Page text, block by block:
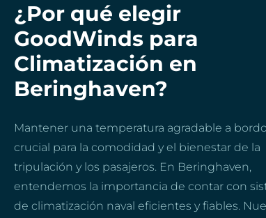
¿Por qué elegir
GoodWinds para
Climatización en
Beringhaven?
Mantener una temperatura agradable a
crucial para la comodidad y el bienestar de la
tripulación y los pasajeros. En Beringhaven,
entendemos la importancia de contar con
de climatización naval eficientes y fiables.